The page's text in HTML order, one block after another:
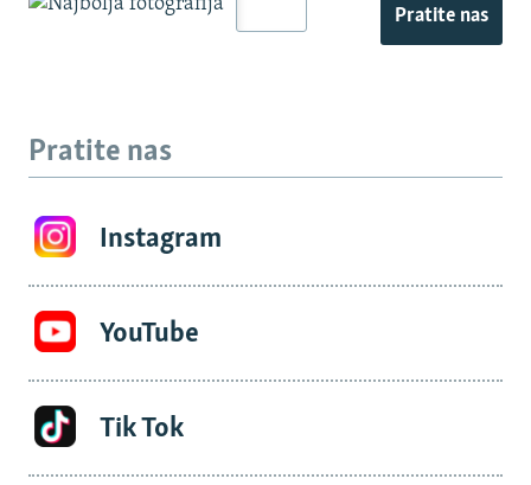
Pratite nas
Pratite nas
Instagram
YouTube
Tik Tok